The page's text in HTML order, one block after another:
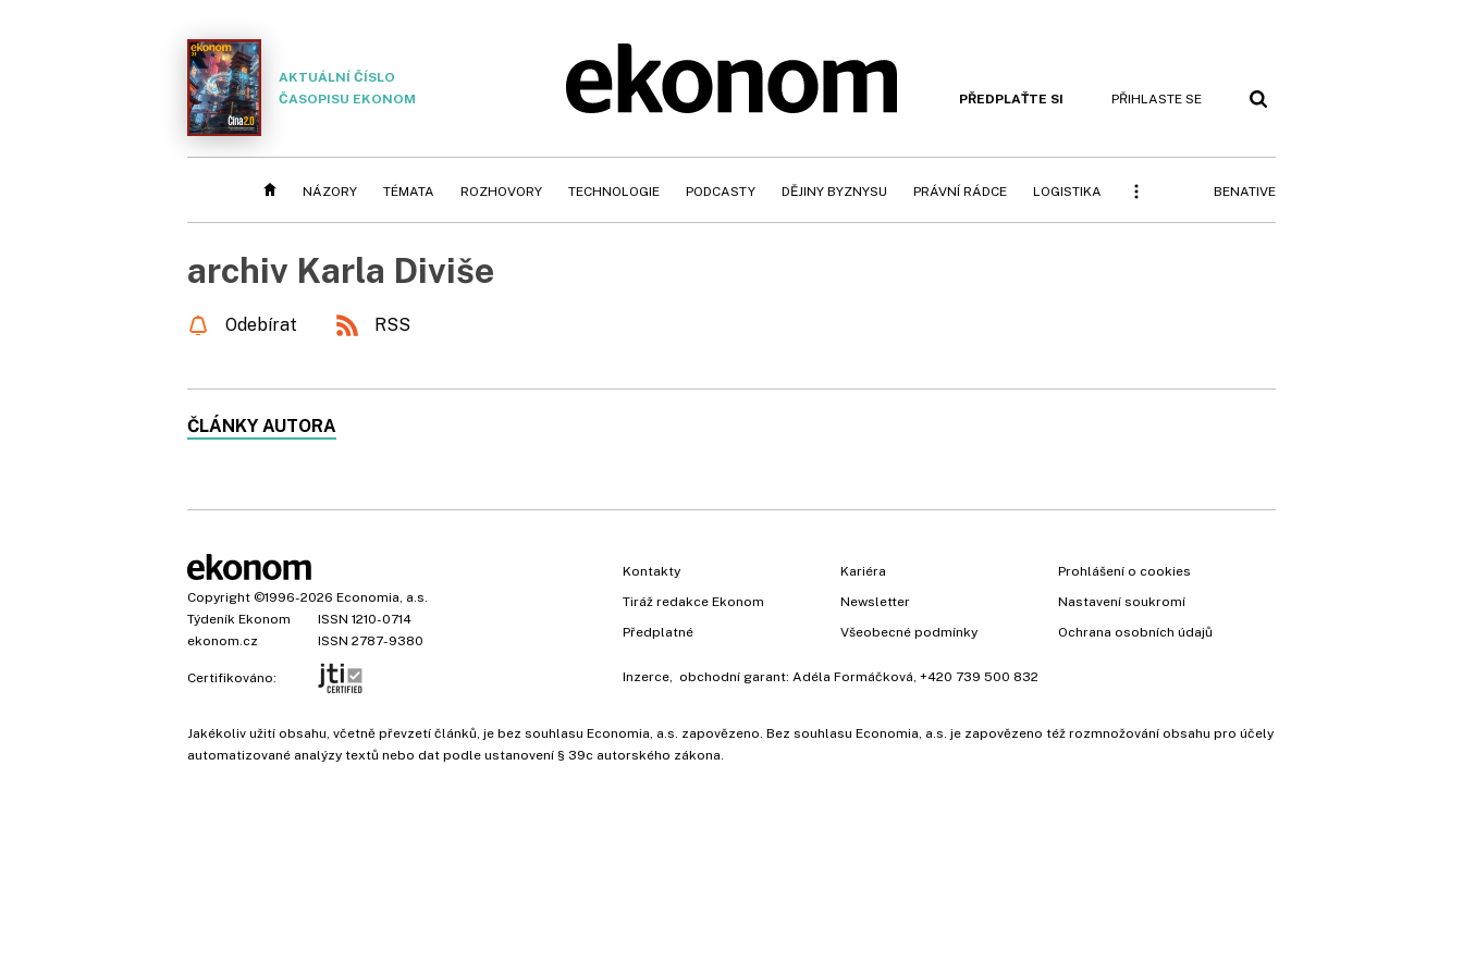
AKTUÁLNÍ ČÍSLO
ČASOPISU EKONOM
PŘEDPLAŤTE SI PŘIHLASTE SE
NÁZORY TÉMATA ROZHOVORY TECHNOLOGIE PODCASTY DĚJINY BYZNYSU PRÁVNÍ RÁDCE LOGISTIKA BENATIVE
archiv Karla Diviše
Odebírat RSS
ČLÁNKY AUTORA
Copyright ©1996-2026 Economia, a.s.
Týdeník Ekonom
ISSN 1210-0714
ekonom.cz
ISSN 2787-9380
Certifikováno:
Kontakty
Tiráž redakce Ekonom
Předplatné
Kariéra
Newsletter
Všeobecné podmínky
Prohlášení o cookies
Nastavení soukromí
Ochrana osobních údajů
Inzerce , obchodní garant: Adéla Formáčková +420 739 500 832
Jakékoliv užití obsahu, včetně převzetí článků, je bez souhlasu Economia, a.s. zapovězeno. Bez souhlasu Economia, a.s. je zapovězeno též rozmnožování obsahu pro účely
automatizované analýzy textů nebo dat podle ustanovení § 39c autorského zákona.